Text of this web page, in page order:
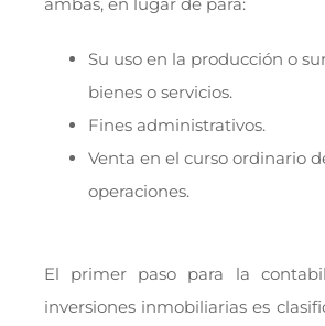
Su uso en la producción o
bienes o servicios.
Fines administrativos.
Venta en el curso ordinario
operaciones.
El primer paso para la
inversiones inmobiliarias es